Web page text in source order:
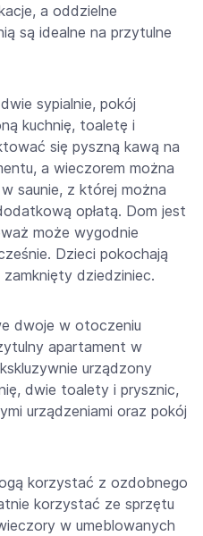
a oddzielne
są idealne na przytulne
sypialnie, pokój
kuchnię, toaletę i
się pyszną kawą na
a wieczorem można
saunie, z której można
opłatą. Dom jest
może wygodnie
Dzieci pokochają
dziedziniec.
dwoje w otoczeniu
apartament w
urządzony
dwie toalety i prysznic,
urządzeniami oraz pokój
korzystać z ozdobnego
korzystać ze sprzętu
w umeblowanych